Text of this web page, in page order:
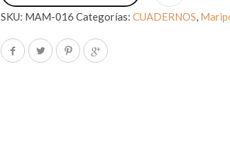
SKU: MAM-016 Categorías:CUADERNOS,